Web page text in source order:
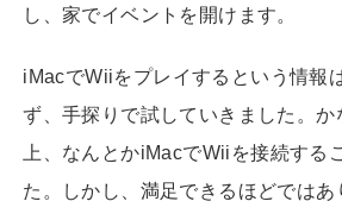
し、家でイベントを開けます。
iMacでWiiをプレイするという情報
ず、手探りで試していきました。か
上、なんとかiMacでWiiを接続する
た。しかし、満足できるほどではあ